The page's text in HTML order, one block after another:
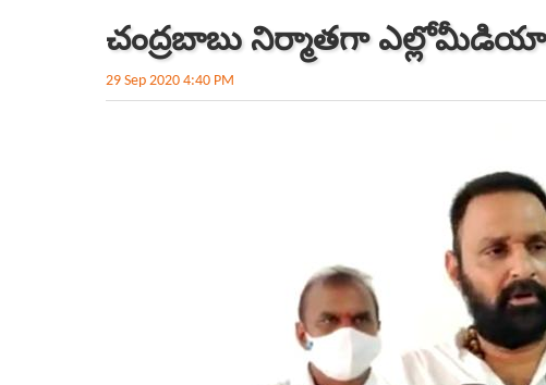
చంద్రబాబు నిర్మాతగా
29 Sep 2020 4:40 PM